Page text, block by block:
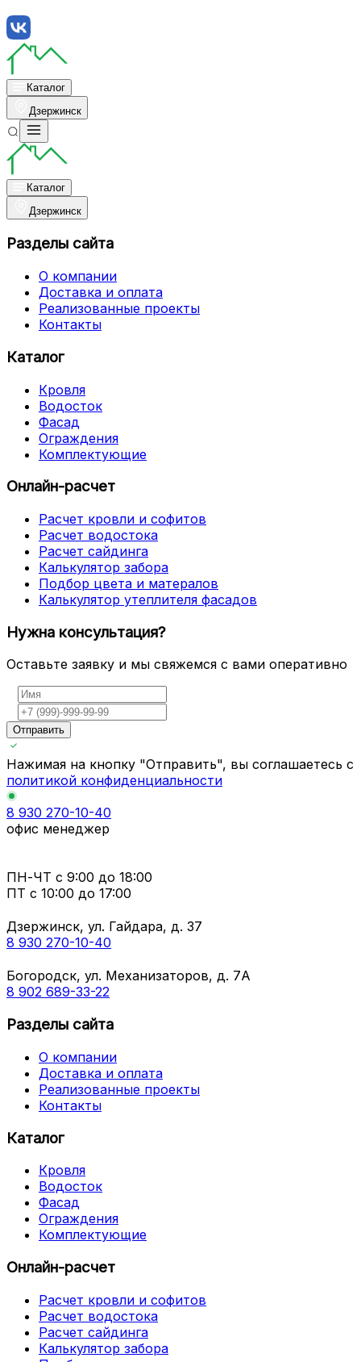
Каталог
Дзержинск
Каталог
Дзержинск
Разделы сайта
О компании
Доставка и оплата
Реализованные проекты
Контакты
Каталог
Кровля
Водосток
Фасад
Ограждения
Комплектующие
Онлайн-расчет
Расчет кровли и софитов
Расчет водостока
Расчет сайдинга
Калькулятор забора
Подбор цвета и матералов
Калькулятор утеплителя фасадов
Нужна консультация?
Оставьте заявку и мы свяжемся с вами оперативно
Отправить
Нажимая на кнопку "Отправить", вы соглашаетесь с
политикой конфиденциальности
8 930 270-10-40
офис менеджер
ПН-ЧТ с 9:00 до 18:00
ПТ с 10:00 до 17:00
Дзержинск, ул. Гайдара, д. 37
8 930 270-10-40
Богородск, ул. Механизаторов, д. 7А
8 902 689-33-22
Разделы сайта
О компании
Доставка и оплата
Реализованные проекты
Контакты
Каталог
Кровля
Водосток
Фасад
Ограждения
Комплектующие
Онлайн-расчет
Расчет кровли и софитов
Расчет водостока
Расчет сайдинга
Калькулятор забора